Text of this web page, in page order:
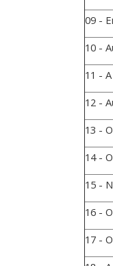
09 -
10 -
11 -
12 -
13 -
14 -
15 -
16 -
17 -